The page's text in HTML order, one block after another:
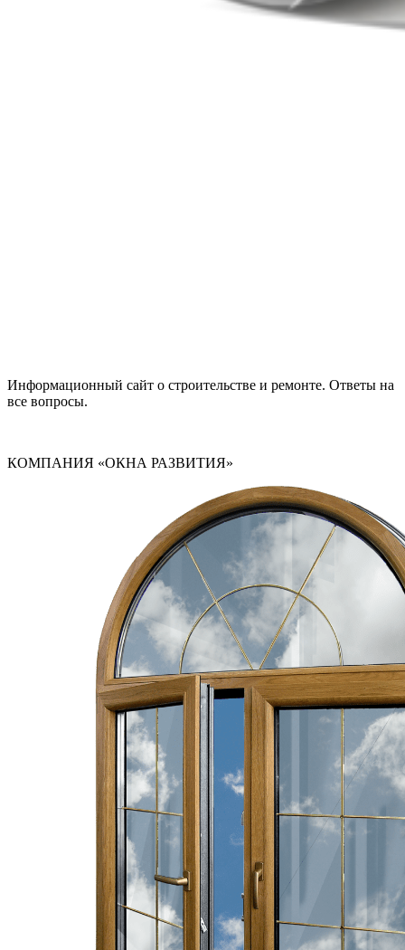
Информационный сайт о строительстве и ремонте. Ответы на
все вопросы.
КОМПАНИЯ «ОКНА РАЗВИТИЯ»